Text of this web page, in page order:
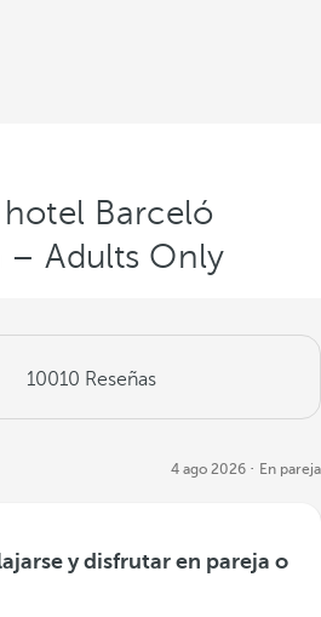
Barceló
– Adults Only
10010 Reseñas
4 ago 2026 En pareja
y disfrutar en pareja o